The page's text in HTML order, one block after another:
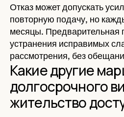
Отказ может допускать
повторную подачу, но
месяцы. Предварительная
устранения исправимых
рассмотрения, без
Какие другие
долгосрочного
жительство